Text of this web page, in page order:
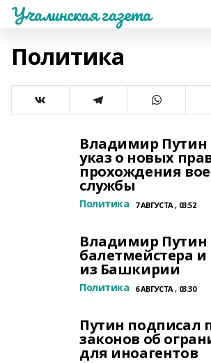
Учалинская газета
Политика
Владимир Путин
указ о новых
прохождения
службы
Политика 7 АВГУСТА , 03:52
Владимир Путин
балетмейстера
из Башкирии
Политика 6 АВГУСТА , 03:30
Путин подписал
законов об
для иноагентов